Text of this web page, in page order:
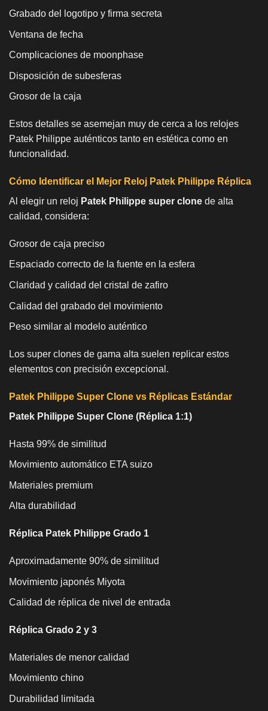
Grabado del logotipo y firma secreta
Ventana de fecha
Complicaciones de moonphase
Disposición de subesferas
Grosor de la caja
Estos detalles se asemejan muy de cerca a los relojes
Patek Philippe auténticos tanto en estética como en
funcionalidad.
Cómo Identificar el Mejor Reloj Patek Philippe Réplica
Al elegir un reloj Patek Philippe super clone de alta
calidad, considera:
Grosor de caja preciso
Espaciado correcto de la fuente en la esfera
Claridad y calidad del cristal de zafiro
Calidad del grabado del movimiento
Peso similar al modelo auténtico
Los super clones de gama alta suelen replicar estos
elementos con precisión excepcional.
Patek Philippe Super Clone vs Réplicas Estándar
Patek Philippe Super Clone (Réplica 1:1)
Hasta 99% de similitud
Movimiento automático ETA suizo
Materiales premium
Alta durabilidad
Réplica Patek Philippe Grado 1
Aproximadamente 90% de similitud
Movimiento japonés Miyota
Calidad de réplica de nivel de entrada
Réplica Grado 2 y 3
Materiales de menor calidad
Movimiento chino
Durabilidad limitada